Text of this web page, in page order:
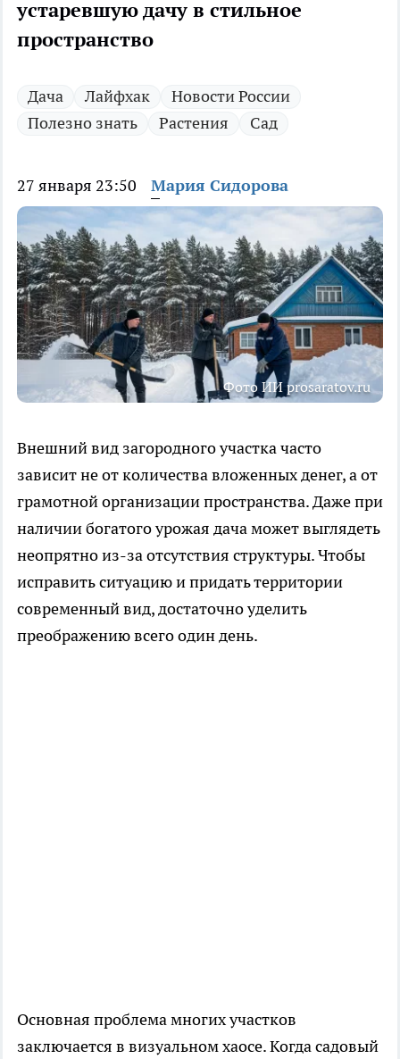
устаревшую дачу в стильное
пространство
Дача Лайфхак
Новости России
Полезно знать
Растения Сад
27 января 23:50 Мария Сидорова
Фото ИИ prosaratov.ru
Внешний вид загородного участка часто
зависит не от количества вложенных денег, а от
грамотной организации пространства. Даже при
наличии богатого урожая дача может выглядеть
неопрятно из-за отсутствия структуры. Чтобы
исправить ситуацию и придать территории
современный вид, достаточно уделить
преображению всего один день.
Основная проблема многих участков
заключается в визуальном хаосе. Когда садовый